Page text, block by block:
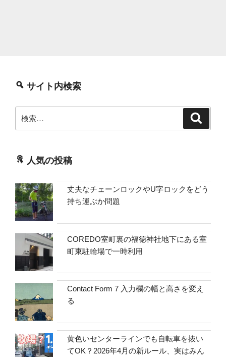
サイト内検索
索:
人気の投稿
丈夫なチェーンロックやU字ロックをどう
持ち運ぶか問題
COREDO室町裏の福徳神社地下にある室
町東駐輪場で一時利用
Contact Form 7 入力欄の幅と高さを変え
る
黄色いセンターラインでも自転車を抜い
てOK？2026年4月の新ルール、実はみん